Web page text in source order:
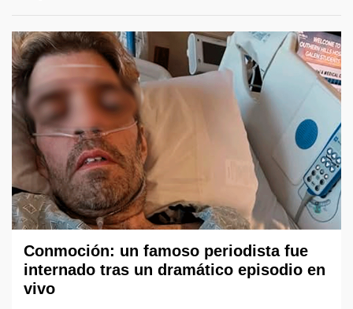
Conmoción: un famoso periodista fue
internado tras un dramático episodio en
vivo